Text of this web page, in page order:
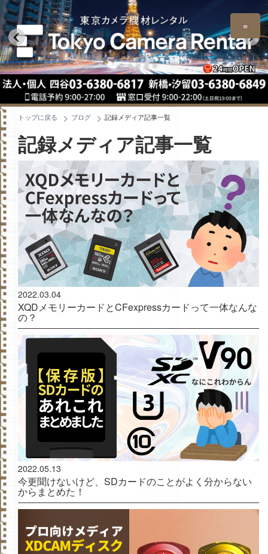
≡
トップに戻る ブログ 記録メディア記事一覧
記録メディア記事一覧
2022.03.04
XQDメモリーカードとCFexpressカードって一体なんな
の？
2022.05.13
今更聞けないけど、SDカードのことがよく分からない
からまとめた！